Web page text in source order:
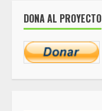
DONA AL PROYECTO